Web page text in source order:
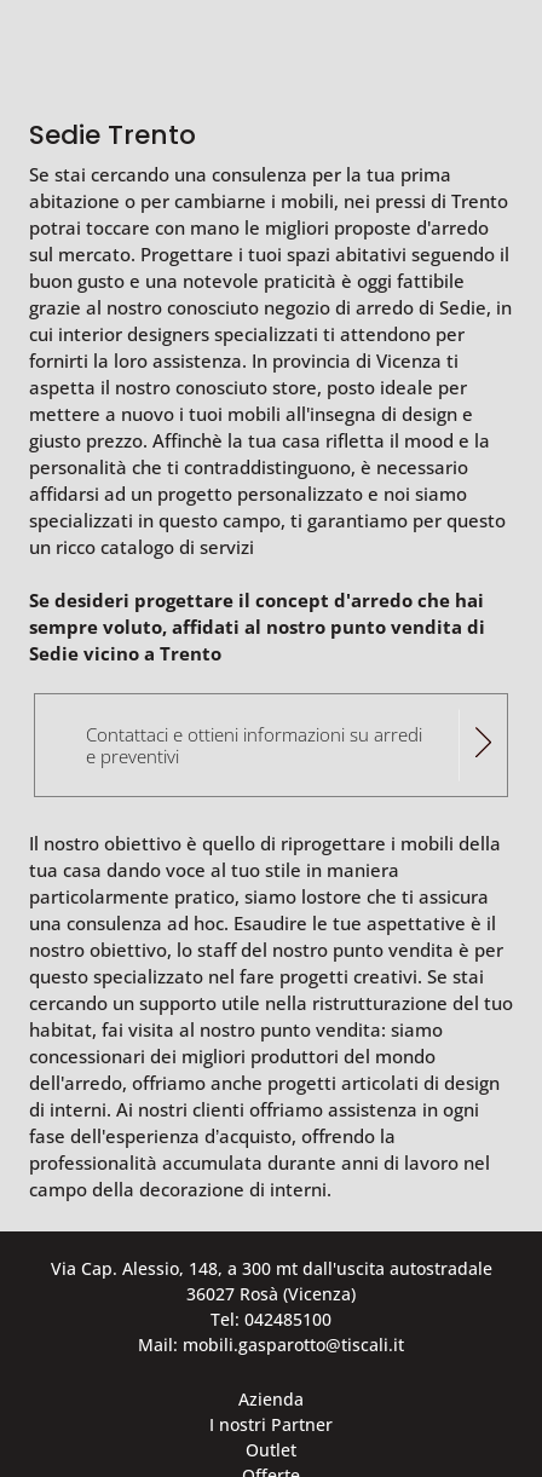
Sedie Trento
Se stai cercando una consulenza per la tua prima
abitazione o per cambiarne i mobili, nei pressi di Trento
potrai toccare con mano le migliori proposte d'arredo
sul mercato. Progettare i tuoi spazi abitativi seguendo il
buon gusto e una notevole praticità è oggi fattibile
grazie al nostro conosciuto negozio di arredo di Sedie, in
cui interior designers specializzati ti attendono per
fornirti la loro assistenza. In provincia di Vicenza ti
aspetta il nostro conosciuto store, posto ideale per
mettere a nuovo i tuoi mobili all'insegna di design e
giusto prezzo. Affinchè la tua casa rifletta il mood e la
personalità che ti contraddistinguono, è necessario
affidarsi ad un progetto personalizzato e noi siamo
specializzati in questo campo, ti garantiamo per questo
un ricco catalogo di servizi
Se desideri progettare il concept d'arredo che hai
sempre voluto, affidati al nostro punto vendita di
Sedie vicino a Trento
Contattaci e ottieni informazioni su arredi
e preventivi
Il nostro obiettivo è quello di riprogettare i mobili della
tua casa dando voce al tuo stile in maniera
particolarmente pratico, siamo lostore che ti assicura
una consulenza ad hoc. Esaudire le tue aspettative è il
nostro obiettivo, lo staff del nostro punto vendita è per
questo specializzato nel fare progetti creativi. Se stai
cercando un supporto utile nella ristrutturazione del tuo
habitat, fai visita al nostro punto vendita: siamo
concessionari dei migliori produttori del mondo
dell'arredo, offriamo anche progetti articolati di design
di interni. Ai nostri clienti offriamo assistenza in ogni
fase dell'esperienza d’acquisto, offrendo la
professionalità accumulata durante anni di lavoro nel
campo della decorazione di interni.
Via Cap. Alessio, 148, a 300 mt dall'uscita autostradale
36027 Rosà (Vicenza)
Tel: 042485100
Mail: mobili.gasparotto@tiscali.it
Azienda
I nostri Partner
Outlet